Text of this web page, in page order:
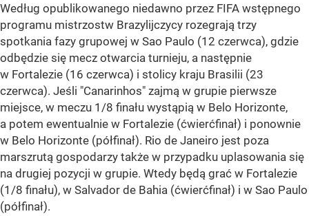
Według opublikowanego niedawno przez FIFA wstępnego
programu mistrzostw Brazylijczycy rozegrają trzy
spotkania fazy grupowej w Sao Paulo (12 czerwca), gdzie
odbędzie się mecz otwarcia turnieju, a następnie
w Fortalezie (16 czerwca) i stolicy kraju Brasilii (23
czerwca). Jeśli "Canarinhos" zajmą w grupie pierwsze
miejsce, w meczu 1/8 finału wystąpią w Belo Horizonte,
a potem ewentualnie w Fortalezie (ćwierćfinał) i ponownie
w Belo Horizonte (półfinał). Rio de Janeiro jest poza
marszrutą gospodarzy także w przypadku uplasowania się
na drugiej pozycji w grupie. Wtedy będą grać w Fortalezie
(1/8 finału), w Salvador de Bahia (ćwierćfinał) i w Sao Paulo
(półfinał).